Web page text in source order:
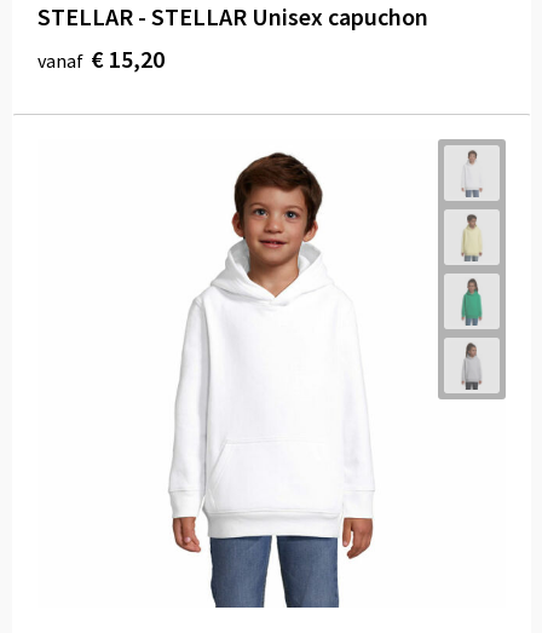
STELLAR - STELLAR Unisex capuchon
vanaf € 15,20